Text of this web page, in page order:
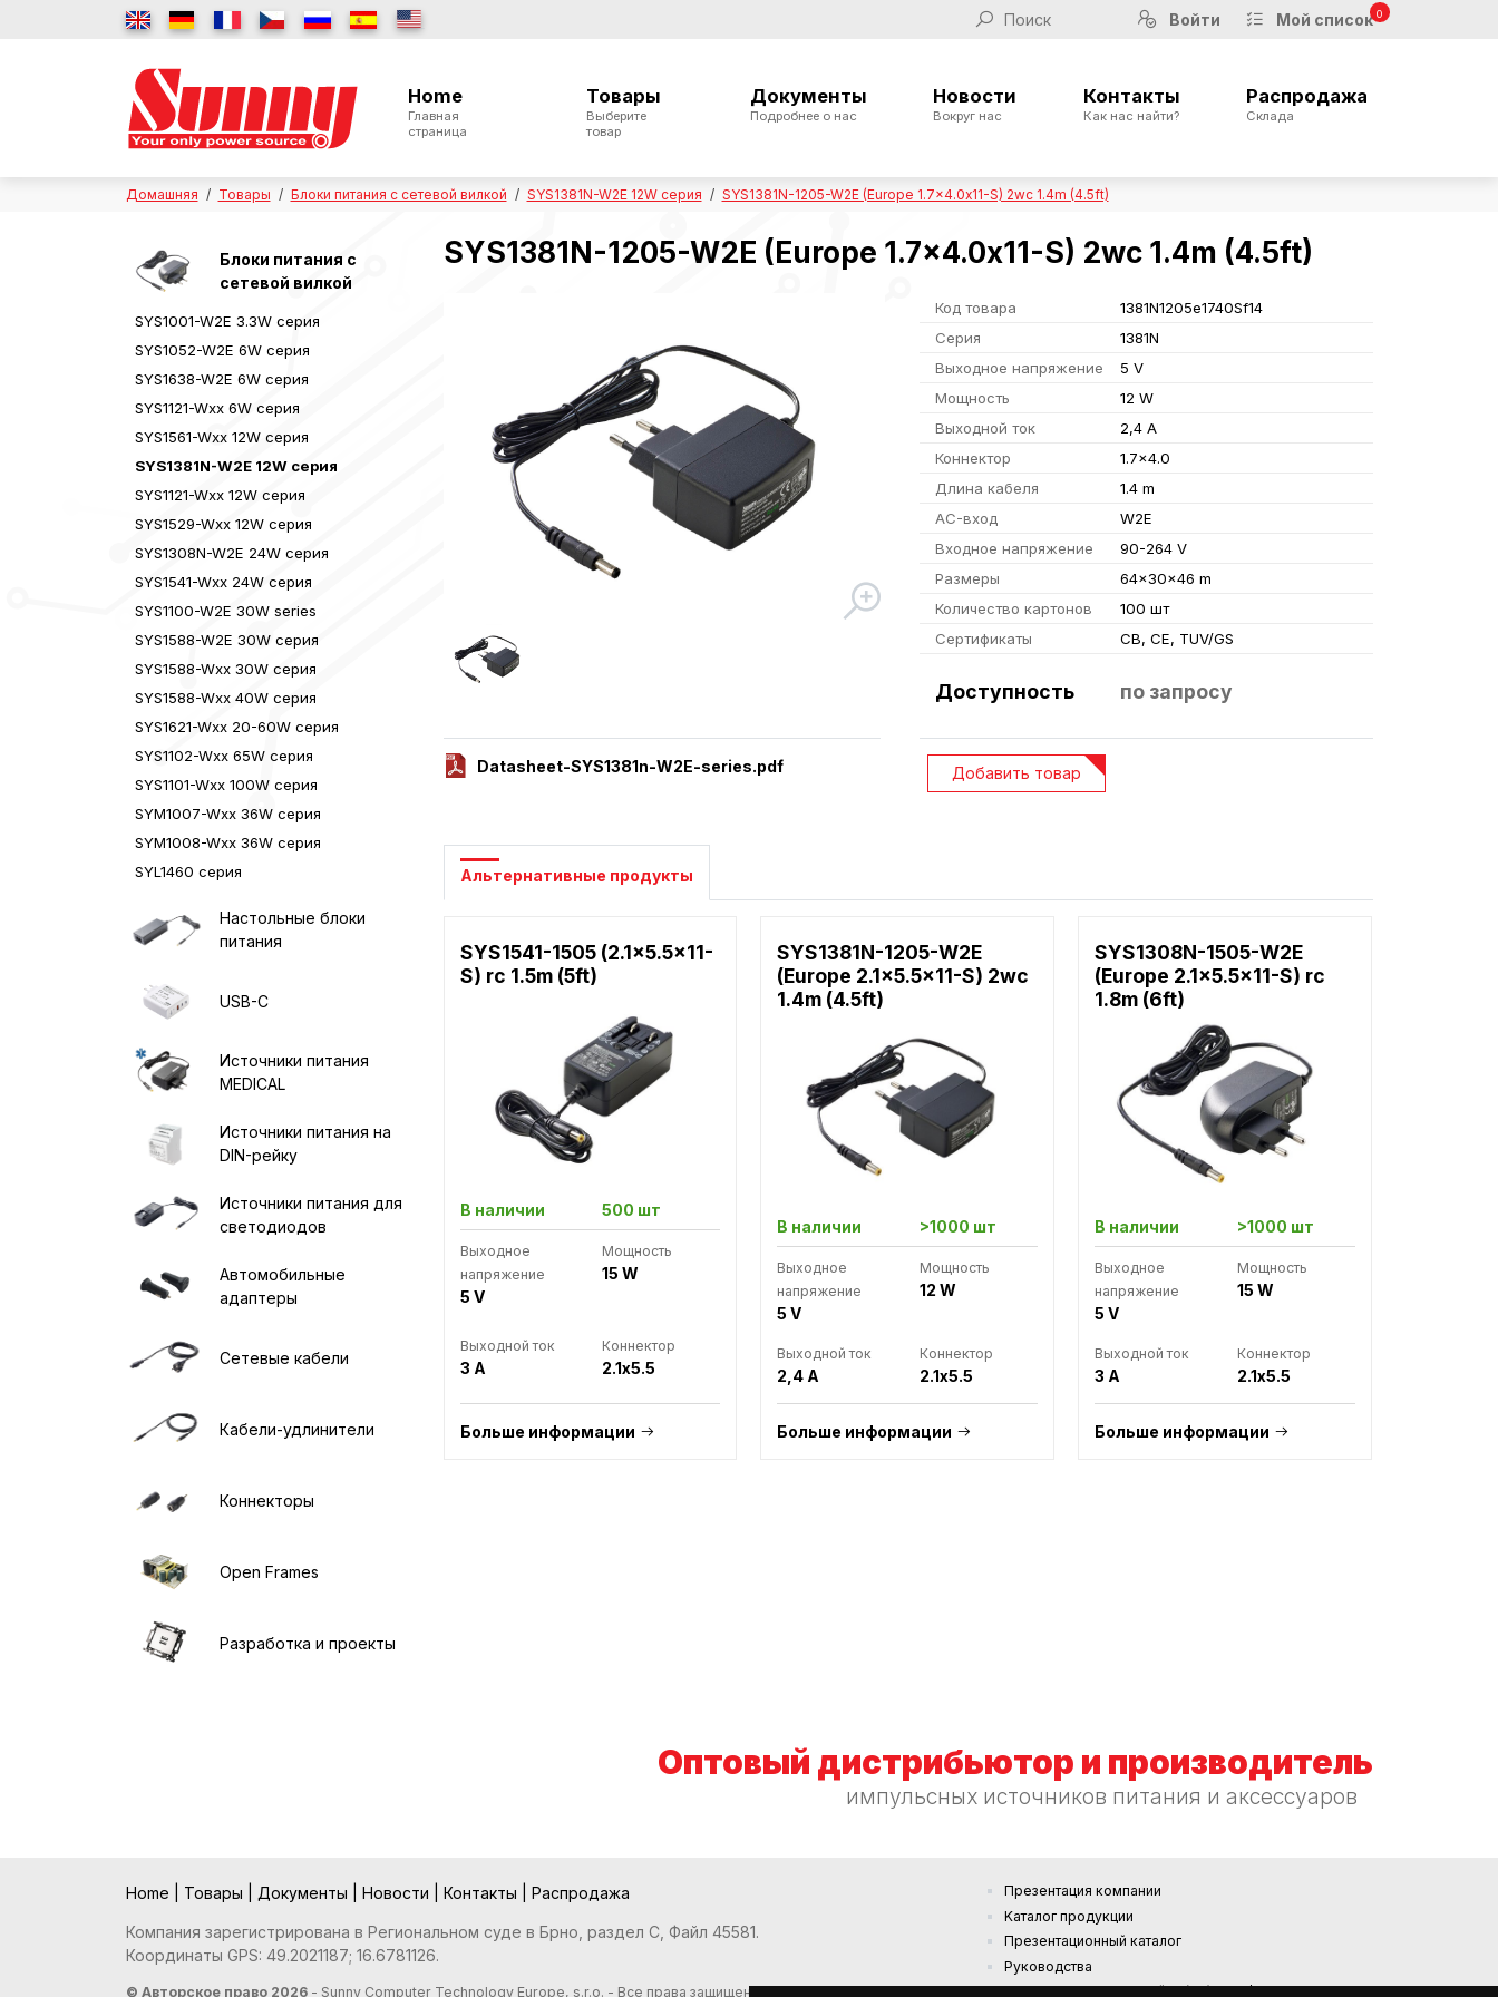
Войти Мой список 0
Home
Главная
страница
Товары
Выберите
товар
Документы
Подробнее о нас
Новости
Вокруг нас
Контакты
Как нас найти?
Распродажа
Склада
Домашняя Товары Блоки питания с сетевой вилкой SYS1381N-W2E 12W серия SYS1381N-1205-W2E (Europe 1.7x4.0x11-S) 2wc 1.4m (4.5ft)
Блоки питания с
сетевой вилкой
SYS1001-W2E 3.3W серия
SYS1052-W2E 6W серия
SYS1638-W2E 6W серия
SYS1121-Wxx 6W серия
SYS1561-Wxx 12W серия
SYS1381N-W2E 12W серия
SYS1121-Wxx 12W серия
SYS1529-Wxx 12W серия
SYS1308N-W2E 24W серия
SYS1541-Wxx 24W серия
SYS1100-W2E 30W series
SYS1588-W2E 30W серия
SYS1588-Wxx 30W серия
SYS1588-Wxx 40W серия
SYS1621-Wxx 20-60W серия
SYS1102-Wxx 65W серия
SYS1101-Wxx 100W серия
SYM1007-Wxx 36W серия
SYM1008-Wxx 36W серия
SYL1460 серия
Настольные блоки
питания
USB-C
Источники питания
MEDICAL
Источники питания на
DIN-рейку
Источники питания для
светодиодов
Автомобильные
адаптеры
Сетевые кабели
Кабели-удлинители
Коннекторы
Open Frames
Разработка и проекты
SYS1381N-1205-W2E (Europe 1.7x4.0x11-S) 2wc 1.4m (4.5ft)
Код товара
1381N1205e1740Sf14
Серия
1381N
Выходное напряжение
5 V
Мощность
12 W
Выходной ток
2,4 A
Коннектор
1.7x4.0
Длина кабеля
1.4 m
AC-вход
W2E
Входное напряжение
90-264 V
Размеры
64x30x46 m
Количество картонов
100 шт
Сертификаты
CB, CE, TUV/GS
Доступность по запросу
Datasheet-SYS1381n-W2E-series.pdf Добавить товар
Альтернативные продукты
SYS1541-1505 (2.1x5.5x11-
S) rc 1.5m (5ft)
В наличии 500 шт
Выходное
напряжение
5 V
Мощность
15 W
Выходной ток
3 A
Коннектор
2.1x5.5
Больше информации
SYS1381N-1205-W2E
(Europe 2.1x5.5x11-S) 2wc
1.4m (4.5ft)
В наличии >1000 шт
Выходное
напряжение
5 V
Мощность
12 W
Выходной ток
2,4 A
Коннектор
2.1x5.5
Больше информации
SYS1308N-1505-W2E
(Europe 2.1x5.5x11-S) rc
1.8m (6ft)
В наличии >1000 шт
Выходное
напряжение
5 V
Мощность
15 W
Выходной ток
3 A
Коннектор
2.1x5.5
Больше информации
Оптовый дистрибьютор и производитель
импульсных источников питания и аксессуаров
Home Товары Документы Новости Контакты Распродажа
Компания зарегистрирована в Региональном суде в Брно, раздел С, Файл 45581.
Координаты GPS: 49.2021187; 16.6781126.
© Авторское право 2026- Sunny Computer Technology Europe, s.r.o. - Все права защищены
Презентация компании
Kаталог продукции
Презентационный каталог
Руководства
Требования к экодизайну (EU) 2019/1782